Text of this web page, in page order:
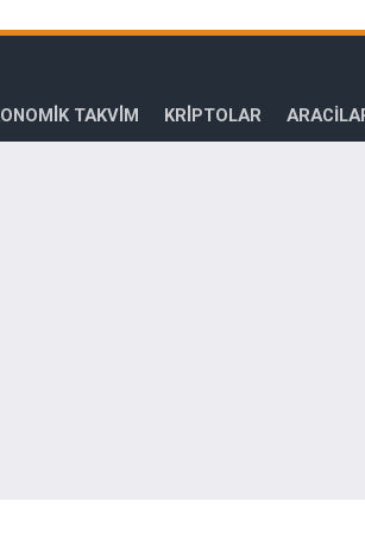
TAKVİM KRİPTOLAR